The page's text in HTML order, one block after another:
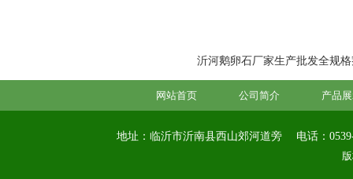
沂河鹅卵石厂家生产批发全规
网站首页 公司简介 产品
地址：临沂市沂南县西山郊河道旁
电话：